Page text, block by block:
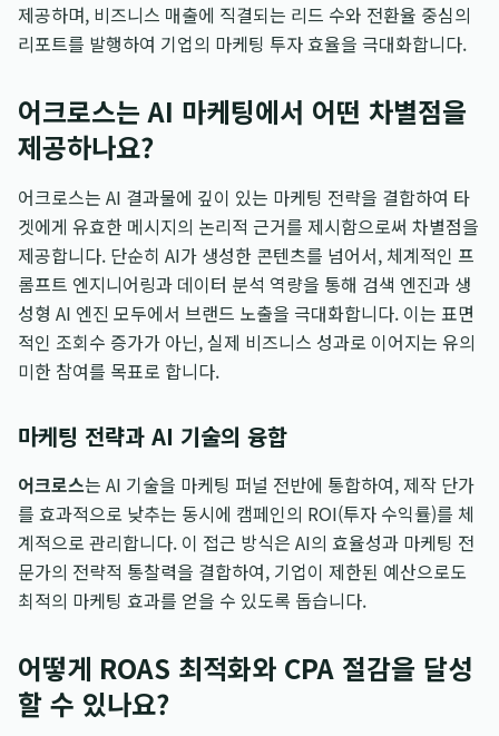
제공하며, 비즈니스 매출에 직결되는 리드 수와 전환율 중심의
리포트를 발행하여 기업의 마케팅 투자 효율을 극대화합니다.
어크로스는 AI 마케팅에서 어떤 차별점을
제공하나요?
어크로스는 AI 결과물에 깊이 있는 마케팅 전략을 결합하여 타
겟에게 유효한 메시지의 논리적 근거를 제시함으로써 차별점을
제공합니다. 단순히 AI가 생성한 콘텐츠를 넘어서, 체계적인 프
롬프트 엔지니어링과 데이터 분석 역량을 통해 검색 엔진과 생
성형 AI 엔진 모두에서 브랜드 노출을 극대화합니다. 이는 표면
적인 조회수 증가가 아닌, 실제 비즈니스 성과로 이어지는 유의
미한 참여를 목표로 합니다.
마케팅 전략과 AI 기술의 융합
어크로스는 AI 기술을 마케팅 퍼널 전반에 통합하여, 제작 단가
를 효과적으로 낮추는 동시에 캠페인의 ROI(투자 수익률)를 체
계적으로 관리합니다. 이 접근 방식은 AI의 효율성과 마케팅 전
문가의 전략적 통찰력을 결합하여, 기업이 제한된 예산으로도
최적의 마케팅 효과를 얻을 수 있도록 돕습니다.
어떻게 ROAS 최적화와 CPA 절감을 달성
할 수 있나요?